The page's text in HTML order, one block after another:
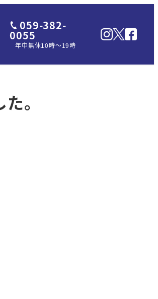
059-382-
0055
年中無休10時～19時
。